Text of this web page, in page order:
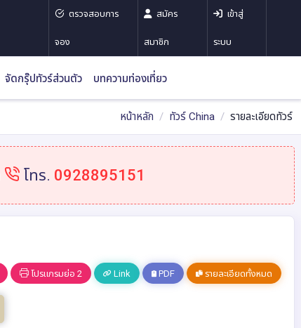
ตรวจสอบการ
จอง
สมัคร
สมาชิก
เข้าสู่
ระบบ
จัดกรุ๊ปทัวร์ส่วนตัว บทความท่องเที่ยว
หน้าหลัก ทัวร์ China รายละเอียดทัวร์
โทร. 0928895151
โปรแกรมย่อ 2 Link PDF รายละเอียดทั้งหมด